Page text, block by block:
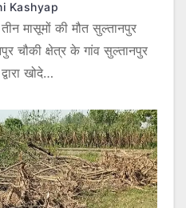
Kashyap
मासूमों की मौत सुल्तानपुर
चौकी क्षेत्र के गांव सुल्तानपुर
खोदे…